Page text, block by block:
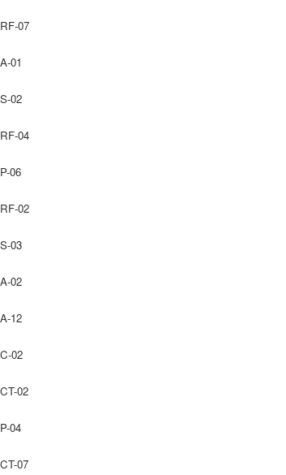
RF-07
A-01
S-02
RF-04
P-06
RF-02
S-03
A-02
A-12
C-02
CT-02
P-04
CT-07